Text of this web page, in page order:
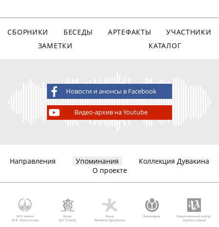
СБОРНИКИ БЕСЕДЫ АРТЕФАКТЫ
УЧАСТНИКИ
ЗАМЕТКИ
КАТАЛОГ
Новости и анонсы в Facebook
Видео-архив на Youtube
Направления Упоминания
Коллекция Дувакина
О проекте
МГУ имени
М.В. Ломоносова
Фонд
AVC Charity
Фонд
Михаила Прохорова
Викимедиа
Национальный корпус
русского языка